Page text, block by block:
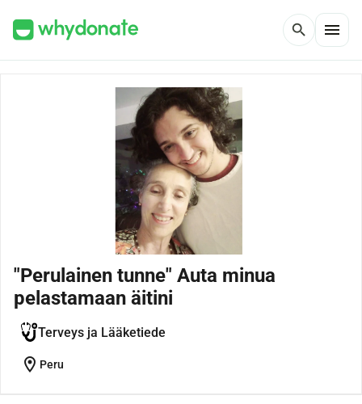
search menu
"Perulainen tunne" Auta minua
pelastamaan äitini
Terveys ja Lääketiede
location_on Peru